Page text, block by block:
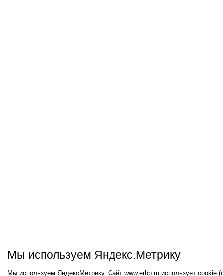
Мы используем Яндекс.Метрику
Мы используем ЯндексМетрику. Сайт www.erbp.ru использует